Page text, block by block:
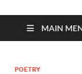
MAIN
POETRY